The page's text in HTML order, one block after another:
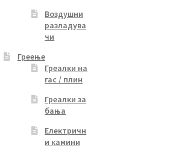
Воздушни
разладува
чи
Греење
Греалки на
гас / плин
Греалки за
бања
Електричн
и камини